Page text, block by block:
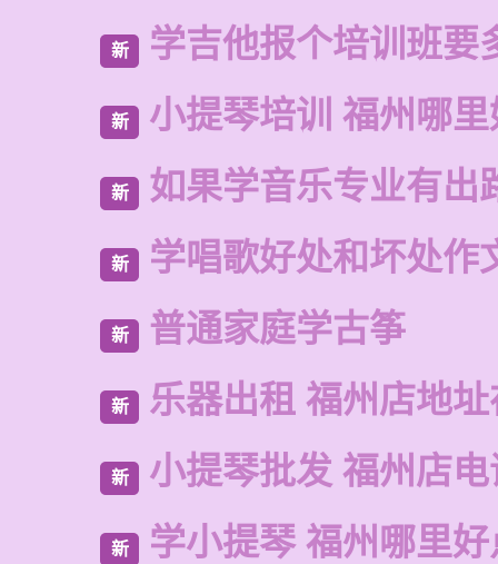
新 学吉他报个培训班要
新 小提琴培训 福州哪
新 如果学音乐专业有出
新 学唱歌好处和坏处作
新 普通家庭学古筝
新 乐器出租 福州店地
新 小提琴批发 福州店
新 学小提琴 福州哪里好